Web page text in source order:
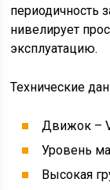
периодичность
нивелирует
эксплуатацию.
Технические
Движок –
Уровень
Высокая